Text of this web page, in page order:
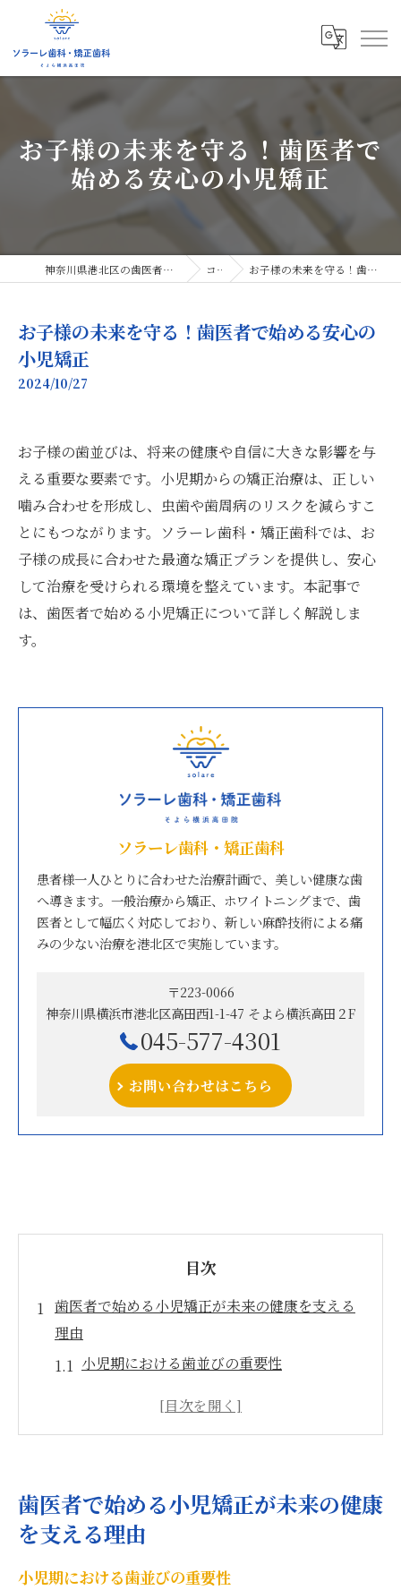
お子様の未来を守る！歯医者で
始める安心の小児矯正
神奈川県港北区の歯医者ならソラーレ歯科・矯正歯科 コラム お子様の未来を守る！歯医者で始める安心の小児矯正
お子様の未来を守る！歯医者で始める安心の
小児矯正
2024/10/27
お子様の歯並びは、将来の健康や自信に大きな影響を与
える重要な要素です。小児期からの矯正治療は、正しい
噛み合わせを形成し、虫歯や歯周病のリスクを減らすこ
とにもつながります。ソラーレ歯科・矯正歯科では、お
子様の成長に合わせた最適な矯正プランを提供し、安心
して治療を受けられる環境を整えています。本記事で
は、歯医者で始める小児矯正について詳しく解説しま
す。
ソラーレ歯科・矯正歯科
患者様一人ひとりに合わせた治療計画で、美しい健康な歯
へ導きます。一般治療から矯正、ホワイトニングまで、歯
医者として幅広く対応しており、新しい麻酔技術による痛
みの少ない治療を港北区で実施しています。
〒223-0066
神奈川県横浜市港北区高田西1-1-47 そよら横浜高田２F
045-577-4301
お問い合わせはこちら
目次
歯医者で始める小児矯正が未来の健康を支える
理由
小児期における歯並びの重要性
早期治療の重要性と未来予測
成長に合わせた歯医者の小児矯正で自信を育む
個々の成長に適した矯正アプローチ
歯医者で始める小児矯正が未来の健康
を支える理由
小児期における歯並びの重要性